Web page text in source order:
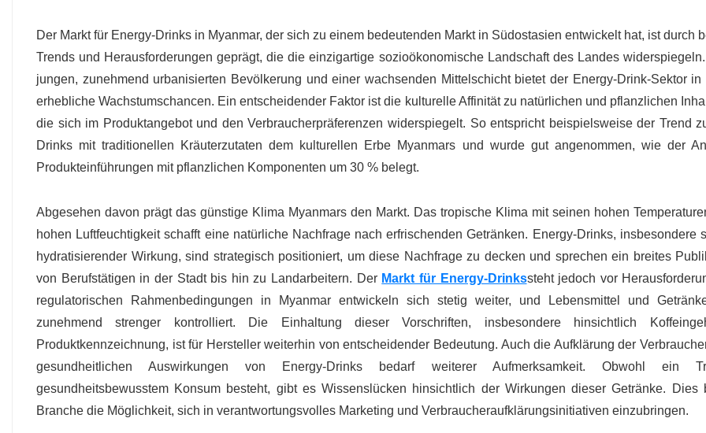
Der Markt für Energy-Drinks in Myanmar, der sich zu einem bedeutenden Markt in Südostasien entwickelt hat, ist durch
Trends und Herausforderungen geprägt, die die einzigartige sozioökonomische Landschaft des Landes
jungen, zunehmend urbanisierten Bevölkerung und einer wachsenden Mittelschicht bietet der Energy-Drink-Sektor in
erhebliche Wachstumschancen. Ein entscheidender Faktor ist die kulturelle Affinität zu natürlichen und pflanzlichen
die sich im Produktangebot und den Verbraucherpräferenzen widerspiegelt. So entspricht beispielsweise der Trend
Drinks mit traditionellen Kräuterzutaten dem kulturellen Erbe Myanmars und wurde gut angenommen, wie der
Produkteinführungen mit pflanzlichen Komponenten um 30 % belegt.
Abgesehen davon prägt das günstige Klima Myanmars den Markt. Das tropische Klima mit seinen hohen
hohen Luftfeuchtigkeit schafft eine natürliche Nachfrage nach erfrischenden Getränken. Energy-Drinks, insbesondere
hydratisierender Wirkung, sind strategisch positioniert, um diese Nachfrage zu decken und sprechen ein breites
von Berufstätigen in der Stadt bis hin zu Landarbeitern. Der Markt für Energy-Drinkssteht jedoch vor
regulatorischen Rahmenbedingungen in Myanmar entwickeln sich stetig weiter, und Lebensmittel und
zunehmend strenger kontrolliert. Die Einhaltung dieser Vorschriften, insbesondere hinsichtlich
Produktkennzeichnung, ist für Hersteller weiterhin von entscheidender Bedeutung. Auch die Aufklärung der
gesundheitlichen Auswirkungen von Energy-Drinks bedarf weiterer Aufmerksamkeit. Obwohl ein
gesundheitsbewusstem Konsum besteht, gibt es Wissenslücken hinsichtlich der Wirkungen dieser Getränke. Dies
Branche die Möglichkeit, sich in verantwortungsvolles Marketing und Verbraucheraufklärungsinitiativen einzubringen.